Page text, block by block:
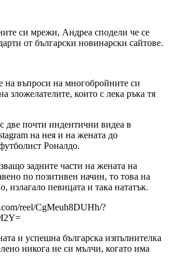
си мрежи, Андреа сподели че се
от български новинарски сайтове.
на въпроси на многобройните си
зложелателите, които с лека ръка тя
две почти индентични видеа в
на нея и на жената до
Роналдо.
задните части на жената на
по позитивен начин, то това на
излагало певицата и така нататък.
reel/CgMeuh8DUHh/?
и успешна българска изпълнителка
никога не си мълчи, когато има